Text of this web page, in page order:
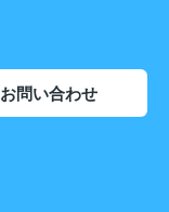
お問い合わせ